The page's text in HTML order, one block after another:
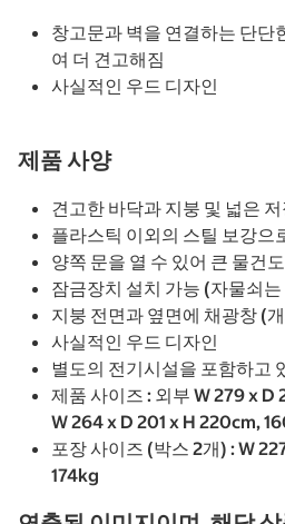
창고문과 벽을 연결하는 단단
여 더 견고해짐
사실적인 우드 디자인
제품 사양
견고한 바닥과 지붕 및 넓은
플라스틱 이외의 스틸 보강으
양쪽 문을 열 수 있어 큰 물건
잠금장치 설치 가능 (자물쇠
지붕 전면과 옆면에 채광창 (
사실적인 우드 디자인
별도의 전기시설을 포함하고
제품 사이즈 : 외부 W 279 x D
W 264 x D 201 x H 220cm,
포장 사이즈 (박스 2개) : W
174kg